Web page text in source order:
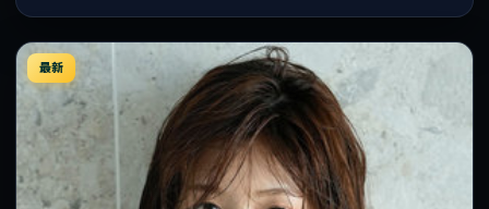
最新